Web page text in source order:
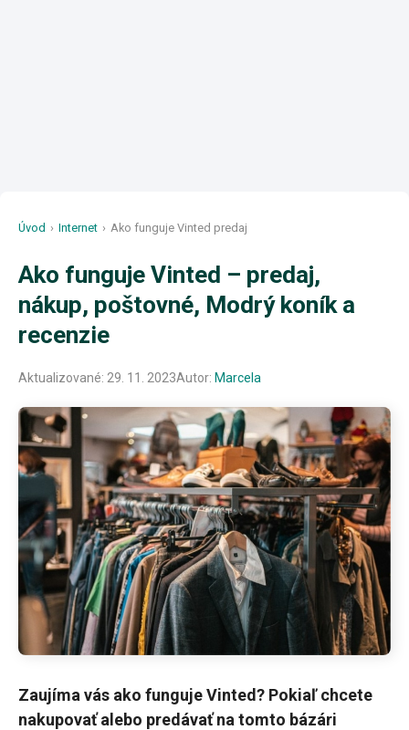
Úvod › Internet › Ako funguje Vinted predaj
Ako funguje Vinted – predaj,
nákup, poštovné, Modrý koník a
recenzie
Aktualizované: 29. 11. 2023Autor: Marcela
Zaujíma vás ako funguje Vinted? Pokiaľ chcete
nakupovať alebo predávať na tomto bázári